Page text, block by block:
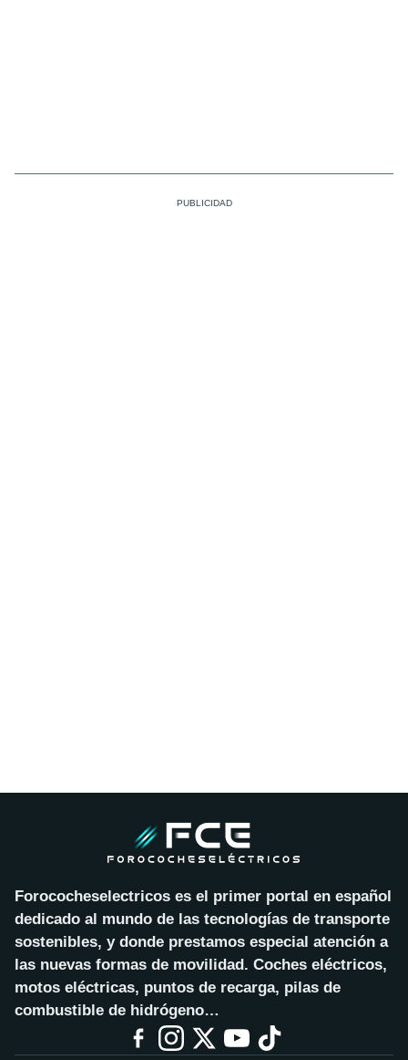
Forococheselectricos es el primer portal en español
dedicado al mundo de las tecnologías de transporte
sostenibles, y donde prestamos especial atención a
las nuevas formas de movilidad. Coches eléctricos,
motos eléctricas, puntos de recarga, pilas de
combustible de hidrógeno…